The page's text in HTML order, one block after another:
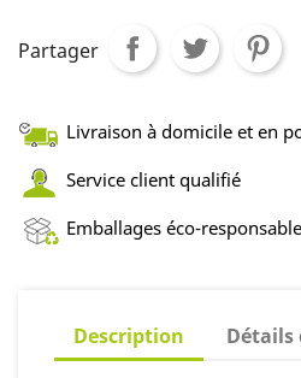
Partager
Livraison à domicile et en
Service client qualifié
Emballages éco-
Description